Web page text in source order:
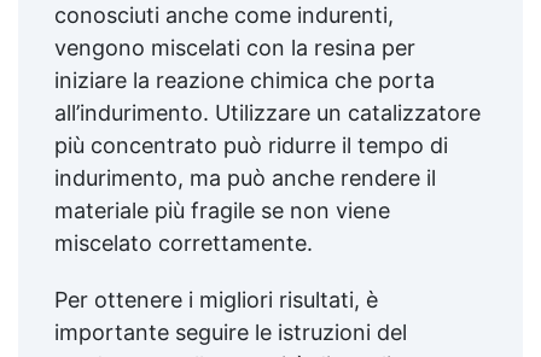
conosciuti anche come indurenti,
vengono miscelati con la resina per
iniziare la reazione chimica che porta
all’indurimento. Utilizzare un catalizzatore
più concentrato può ridurre il tempo di
indurimento, ma può anche rendere il
materiale più fragile se non viene
miscelato correttamente.
Per ottenere i migliori risultati, è
importante seguire le istruzioni del